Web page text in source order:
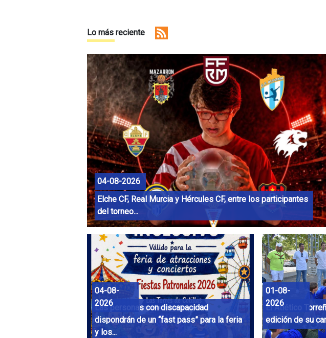
Lo más reciente
Elche CF, Real Murcia y Hércules CF, entre los participantes
del torneo...
04-08-2026
Las personas con discapacidad
dispondrán de un “fast pass” para la feria
y los...
04-08-
2026
El Atlético
edición de su
01-08-
2026